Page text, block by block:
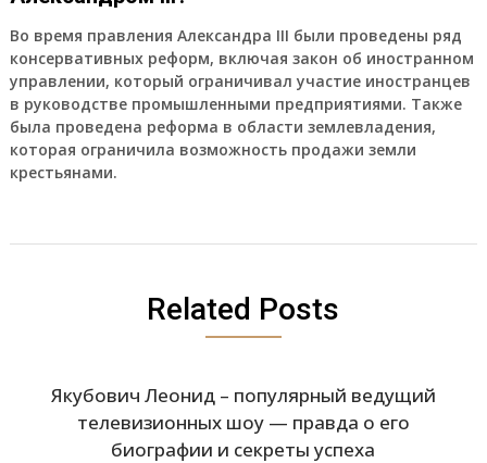
Во время правления Александра III были проведены ряд
консервативных реформ, включая закон об иностранном
управлении, который ограничивал участие иностранцев
в руководстве промышленными предприятиями. Также
была проведена реформа в области землевладения,
которая ограничила возможность продажи земли
крестьянами.
Related Posts
Якубович Леонид – популярный ведущий
телевизионных шоу — правда о его
биографии и секреты успеха